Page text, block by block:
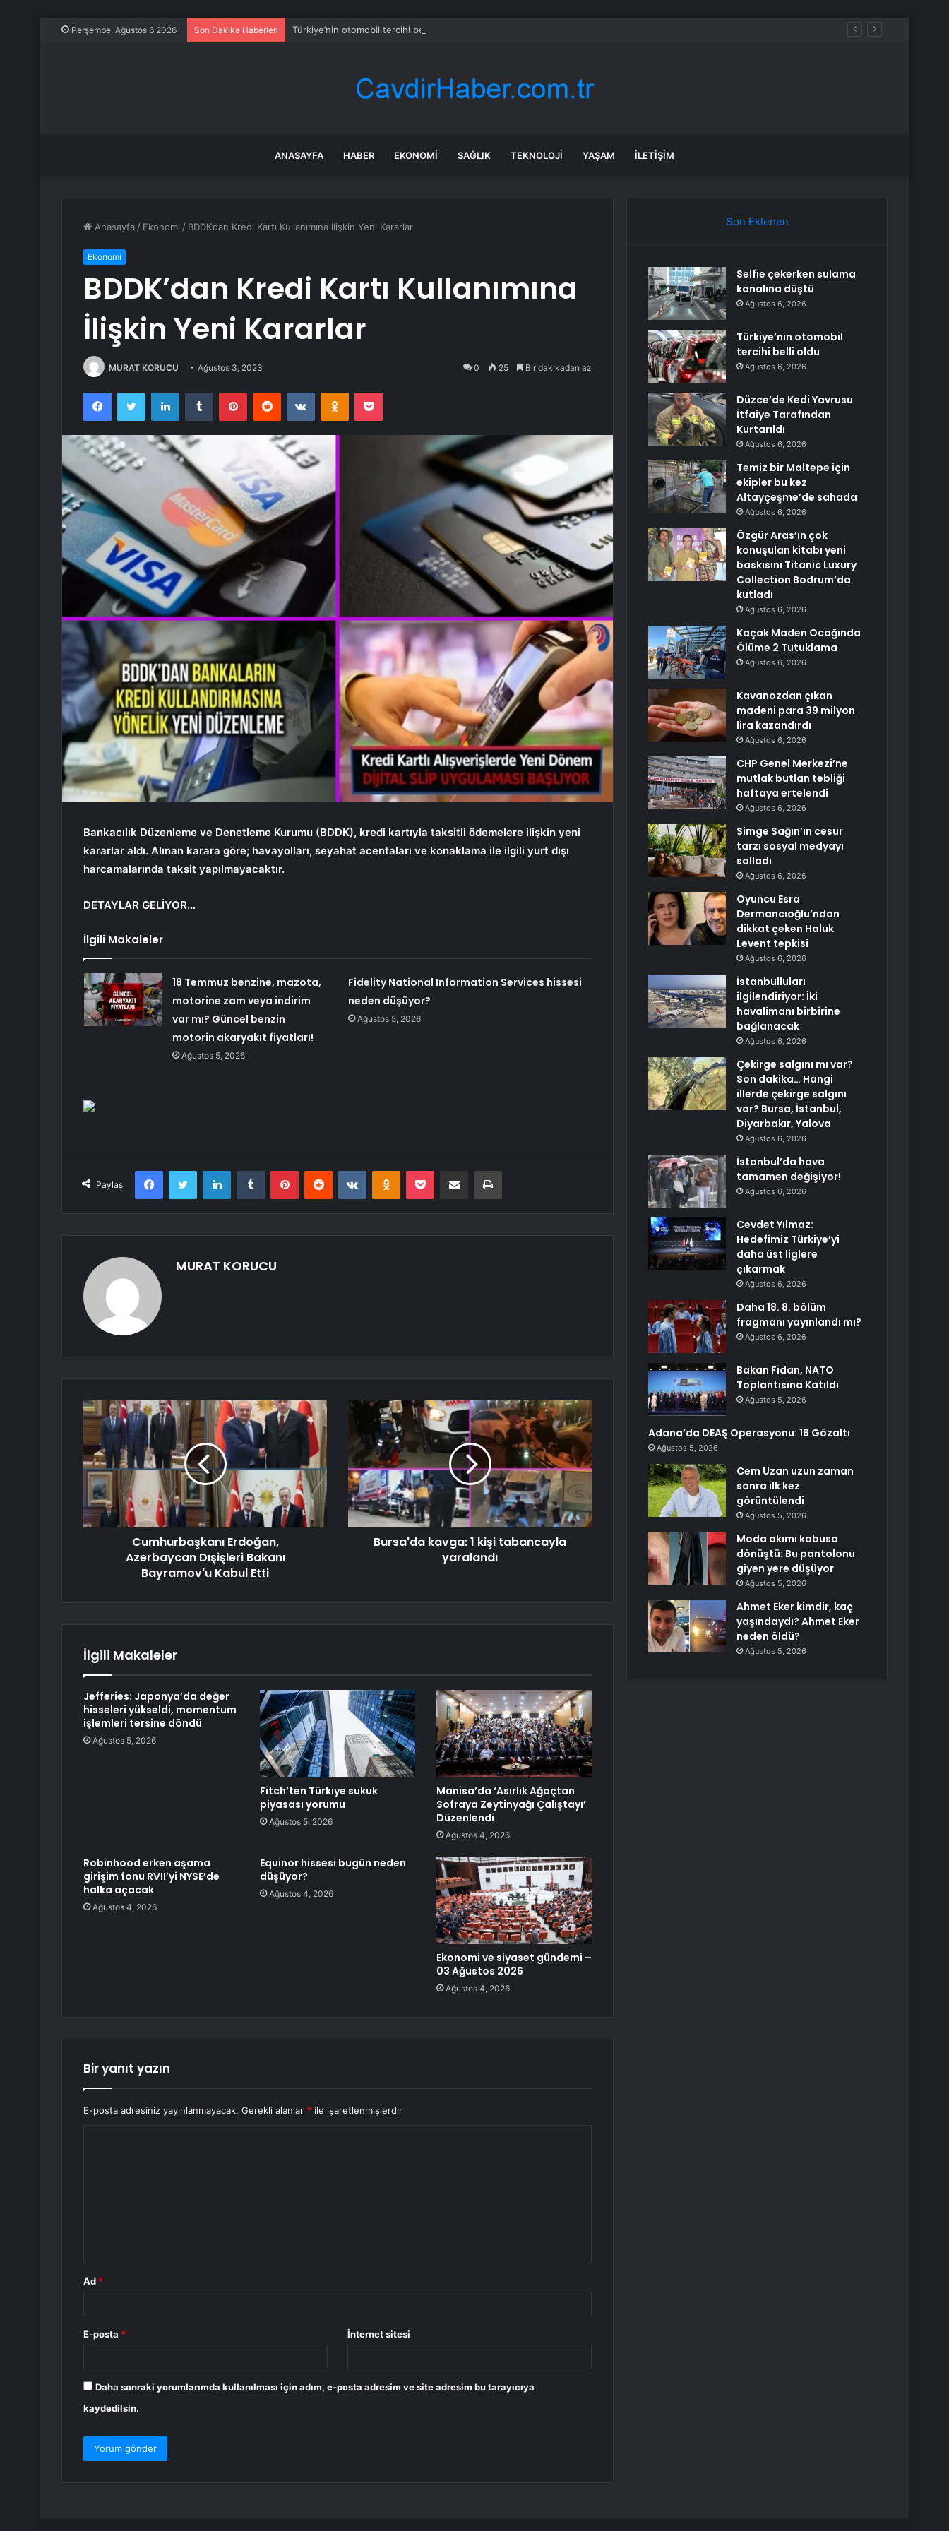
Perşembe, Ağustos 6 2026 Son Dakika Haberleri Türkiye’nin otomobil tercihi belli oldu
ANASAYFA HABER EKONOMI SAĞLIK TEKNOLOJI YAŞAM İLETIŞIM
Anasayfa / Ekonomi / BDDK’dan Kredi Kartı Kullanımına İlişkin Yeni Kararlar
Ekonomi
BDDK’dan Kredi Kartı Kullanımına
İlişkin Yeni Kararlar
MURAT KORUCU Ağustos 3, 2023 0 25 Bir dakikadan az
FacebookTwitter LinkedInTumblr PinterestReddit VKontakteOdnoklassniki
Pocket
Bankacılık Düzenleme ve Denetleme Kurumu (BDDK), kredi kartıyla taksitli ödemelere ilişkin yeni
kararlar aldı. Alınan karara göre; havayolları, seyahat acentaları ve konaklama ile ilgili yurt dışı
harcamalarında taksit yapılmayacaktır.
DETAYLAR GELİYOR…
İlgili Makaleler
18 Temmuz benzine, mazota,
motorine zam veya indirim
var mı? Güncel benzin
motorin akaryakıt fiyatları!
Ağustos 5, 2026
Fidelity National Information Services hissesi
neden düşüyor?
Ağustos 5, 2026
Paylaş
FacebookTwitter LinkedInTumblr PinterestReddit VKontakteOdnoklassniki
Pocket E-Posta ile paylaş Yazdır
MURAT KORUCU
Cumhurbaşkanı Erdoğan,
Azerbaycan Dışişleri Bakanı
Bayramov'u Kabul Etti
Bursa'da kavga: 1 kişi tabancayla
yaralandı
İlgili Makaleler
Jefferies: Japonya’da değer
hisseleri yükseldi, momentum
işlemleri tersine döndü
Ağustos 5, 2026
Fitch’ten Türkiye sukuk
piyasası yorumu
Ağustos 5, 2026
Manisa’da ‘Asırlık Ağaçtan
Sofraya Zeytinyağı Çalıştayı’
Düzenlendi
Ağustos 4, 2026
Robinhood erken aşama
girişim fonu RVII’yi NYSE’de
halka açacak
Ağustos 4, 2026
Equinor hissesi bugün neden
düşüyor?
Ağustos 4, 2026
Ekonomi ve siyaset gündemi –
03 Ağustos 2026
Ağustos 4, 2026
Bir yanıt yazın
E-posta adresiniz yayınlanmayacak. Gerekli alanlar * ile işaretlenmişlerdir
Ad *
E-posta * İnternet sitesi
Daha sonraki yorumlarımda kullanılması için adım, e-posta adresim ve site adresim bu tarayıcıya
kaydedilsin.
Son Eklenen
Selfie çekerken sulama
kanalına düştü
Ağustos 6, 2026
Türkiye’nin otomobil
tercihi belli oldu
Ağustos 6, 2026
Düzce’de Kedi Yavrusu
İtfaiye Tarafından
Kurtarıldı
Ağustos 6, 2026
Temiz bir Maltepe için
ekipler bu kez
Altayçeşme’de sahada
Ağustos 6, 2026
Özgür Aras’ın çok
konuşulan kitabı yeni
baskısını Titanic Luxury
Collection Bodrum’da
kutladı
Ağustos 6, 2026
Kaçak Maden Ocağında
Ölüme 2 Tutuklama
Ağustos 6, 2026
Kavanozdan çıkan
madeni para 39 milyon
lira kazandırdı
Ağustos 6, 2026
CHP Genel Merkezi’ne
mutlak butlan tebliği
haftaya ertelendi
Ağustos 6, 2026
Simge Sağın’ın cesur
tarzı sosyal medyayı
salladı
Ağustos 6, 2026
Oyuncu Esra
Dermancıoğlu’ndan
dikkat çeken Haluk
Levent tepkisi
Ağustos 6, 2026
İstanbulluları
ilgilendiriyor: İki
havalimanı birbirine
bağlanacak
Ağustos 6, 2026
Çekirge salgını mı var?
Son dakika… Hangi
illerde çekirge salgını
var? Bursa, İstanbul,
Diyarbakır, Yalova
Ağustos 6, 2026
İstanbul’da hava
tamamen değişiyor!
Ağustos 6, 2026
Cevdet Yılmaz:
Hedefimiz Türkiye’yi
daha üst liglere
çıkarmak
Ağustos 6, 2026
Daha 18. 8. bölüm
fragmanı yayınlandı mı?
Ağustos 6, 2026
Bakan Fidan, NATO
Toplantısına Katıldı
Ağustos 5, 2026
Adana’da DEAŞ Operasyonu: 16 Gözaltı
Ağustos 5, 2026
Cem Uzan uzun zaman
sonra ilk kez
görüntülendi
Ağustos 5, 2026
Moda akımı kabusa
dönüştü: Bu pantolonu
giyen yere düşüyor
Ağustos 5, 2026
Ahmet Eker kimdir, kaç
yaşındaydı? Ahmet Eker
neden öldü?
Ağustos 5, 2026